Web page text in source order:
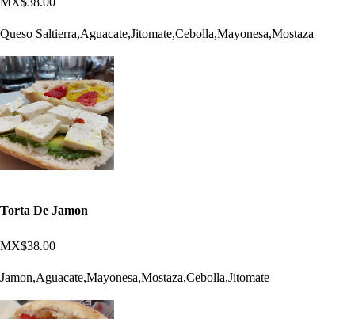
Queso Saltierra,Aguacate,Jitomate,Cebolla,Mayonesa,Mostaza
Torta De Jamon
MX$38.00
Jamon,Aguacate,Mayonesa,Mostaza,Cebolla,Jitomate